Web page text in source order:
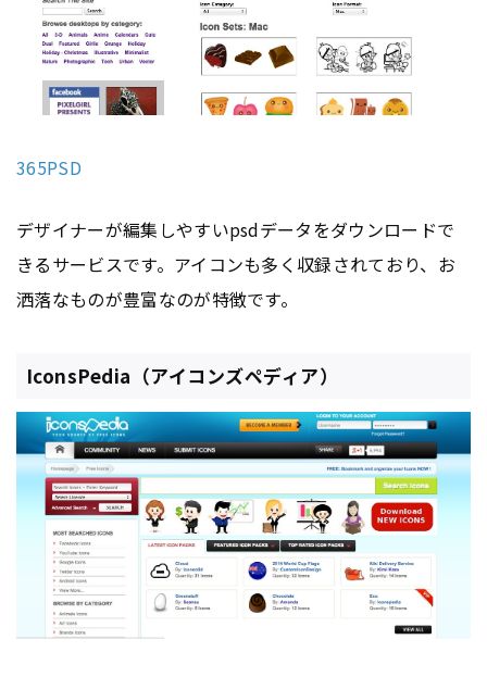
365PSD
デザイナーが編集しやすいpsdデータをダウンロードで
きるサービスです。アイコンも多く収録されており、お
洒落なものが豊富なのが特徴です。
IconsPedia（アイコンズペディア）